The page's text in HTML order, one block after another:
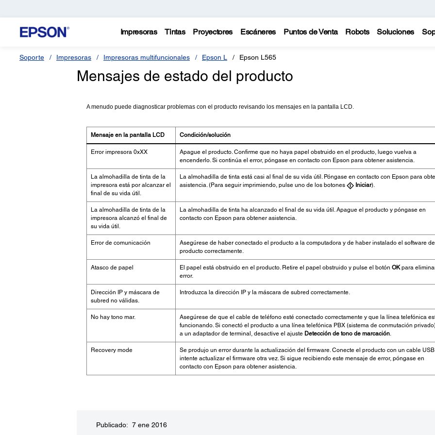
Impresoras Tintas Proyectores Escáneres Puntos de Venta Robots Soluciones
Soporte Impresoras Impresoras multifuncionales Epson L Epson L565
Mensajes de estado del producto
A menudo puede diagnosticar problemas con el producto revisando los mensajes en la pantalla LCD.
Mensaje en la pantalla LCD Condición/solución
Error impresora 0xXX
Apague el producto. Confirme que no haya papel obstruido en el producto, luego vuelva a
encenderlo. Si continúa el error, póngase en contacto con Epson para obtener asistencia.
La almohadilla de tinta de la
impresora está por alcanzar el
final de su vida útil.
La almohadilla de tinta está casi al final de su vida útil. Póngase en contacto con Epson para
asistencia. (Para seguir imprimiendo, pulse uno de los botones
Iniciar).
La almohadilla de tinta de la
impresora alcanzó el final de
su vida útil.
La almohadilla de tinta ha alcanzado el final de su vida útil. Apague el producto y póngase en
contacto con Epson para obtener asistencia.
Error de comunicación
Asegúrese de haber conectado el producto a la computadora y de haber instalado el software del
producto correctamente.
Atasco de papel El papel está obstruido en el producto. Retire el papel obstruido y pulse el botón OK para
error.
Dirección IP y máscara de
subred no válidas.
Introduzca la dirección IP y la máscara de subred correctamente.
No hay tono mar.
Asegúrese de que el cable de teléfono esté conectado correctamente y que la línea telefónica
funcionando. Si conectó el producto a una línea telefónica PBX (sistema de conmutación
a un adaptador de terminal, desactive el ajuste Detección de tono de marcación.
Recovery mode
Se produjo un error durante la actualización del firmware. Conecte el producto con un cable
intente actualizar el firmware otra vez. Si sigue recibiendo este mensaje de error, póngase en
contacto con Epson para obtener asistencia.
Publicado: 7 ene 2016